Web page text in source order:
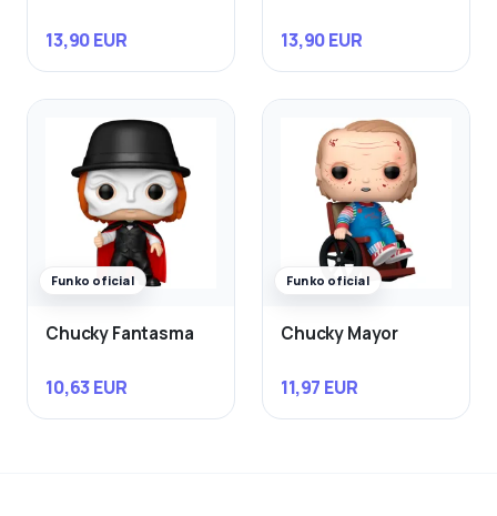
13,90 EUR 13,90 EUR
Funko oficial
Chucky Fantasma
10,63 EUR
Funko oficial
Chucky Mayor
11,97 EUR